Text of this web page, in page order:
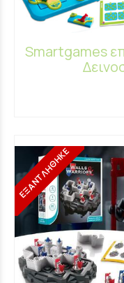
Smartgames
ΕΞΑΝΤΛΗΘΗΚΕ